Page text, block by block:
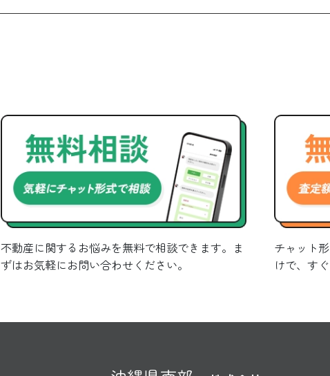
不動産に関するお悩みを無料で相談できます。ま
ずはお気軽にお問い合わせください。
チャット
けで、す